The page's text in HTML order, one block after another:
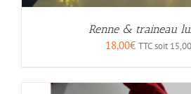
Renne & traineau
18,00€ TTC soit 15,00